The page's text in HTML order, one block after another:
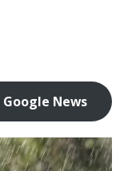
Google News